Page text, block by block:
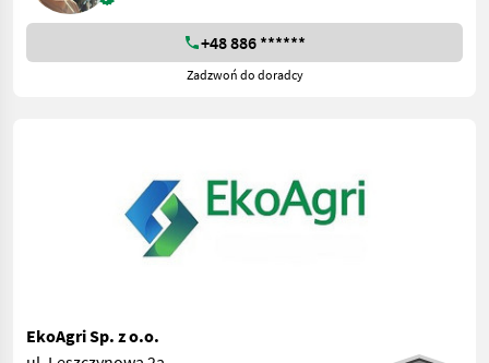
+48 886 ******
Zadzwoń do doradcy
EkoAgri Sp. z o.o.